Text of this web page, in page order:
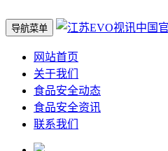
导航菜单
网站首页
关于我们
食品安全动态
食品安全资讯
联系我们